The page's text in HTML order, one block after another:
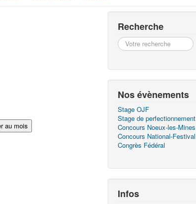
au mois
Recherche
Recherche
Nos évènements
Stage OJF
Stage de perfectionnement
Concours Noeux-les-Mines
Concours National-Festival
Congrès Fédéral
Infos